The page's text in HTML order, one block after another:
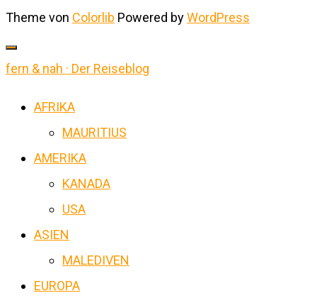
Theme von Colorlib Powered byWordPress
fern & nah · Der Reiseblog
AFRIKA
MAURITIUS
AMERIKA
KANADA
USA
ASIEN
MALEDIVEN
EUROPA